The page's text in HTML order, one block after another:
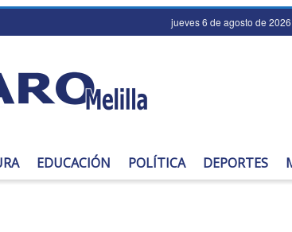
jueves 6 de agosto de
EDUCACIÓN POLÍTICA DEPORTES